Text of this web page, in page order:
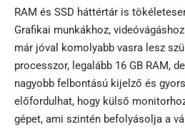
RAM és SSD háttértár is
Grafikai munkákhoz,
már jóval komolyabb vasra lesz
processzor, legalább 16 GB RAM,
nagyobb felbontású kijelző és
előfordulhat, hogy külső
gépet, ami szintén befolyásolja a